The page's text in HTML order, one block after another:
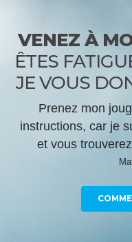
VENEZ À
ÊTES
JE VOUS
Prenez mon
instructions, car je
et vous